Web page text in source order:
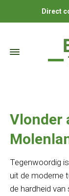
Direct
Vlonder
Tegenwoordig
uit de moderne
de hardheid